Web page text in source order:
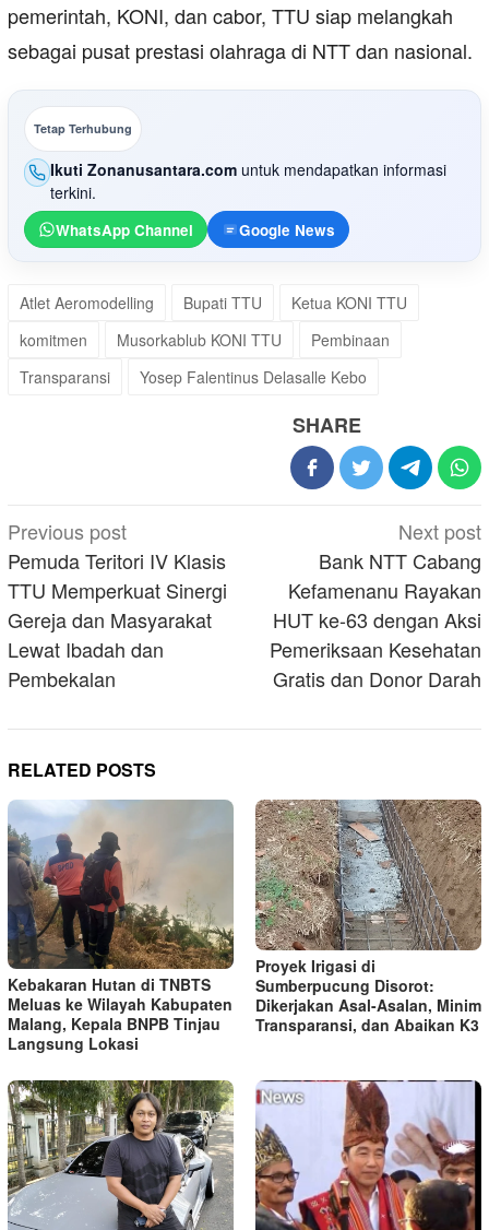
pemerintah, KONI, dan cabor, TTU siap melangkah
sebagai pusat prestasi olahraga di NTT dan nasional.
Tetap Terhubung
Ikuti Zonanusantara.com untuk mendapatkan informasi
terkini.
WhatsApp Channel Google News
Atlet Aeromodelling Bupati TTU
Ketua KONI TTU
komitmen
Musorkablub KONI TTU
Pembinaan
Transparansi
Yosep Falentinus Delasalle Kebo
SHARE
Post
navigation
Previous post
Pemuda Teritori IV Klasis
TTU Memperkuat Sinergi
Gereja dan Masyarakat
Lewat Ibadah dan
Pembekalan
Next post
Bank NTT Cabang
Kefamenanu Rayakan
HUT ke-63 dengan Aksi
Pemeriksaan Kesehatan
Gratis dan Donor Darah
RELATED POSTS
Kebakaran Hutan di TNBTS
Meluas ke Wilayah Kabupaten
Malang, Kepala BNPB Tinjau
Langsung Lokasi
Proyek Irigasi di
Sumberpucung Disorot:
Dikerjakan Asal-Asalan, Minim
Transparansi, dan Abaikan K3